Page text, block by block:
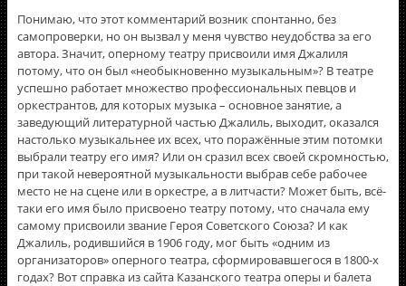
Понимаю, что этот комментарий возник спонтанно, без
самопроверки, но он вызвал у меня чувство неудобства за его
автора. Значит, оперному театру присвоили имя Джалиля
потому, что он был «необыкновенно музыкальным»? В театре
успешно работает множество профессиональных певцов и
оркестрантов, для которых музыка – основное занятие, а
заведующий литературной частью Джалиль, выходит, оказался
настолько музыкальнее их всех, что поражённые этим потомки
выбрали театру его имя? Или он сразил всех своей скромностью,
при такой невероятной музыкальности выбрав себе рабочее
место не на сцене или в оркестре, а в литчасти? Может быть, всё-
таки его имя было присвоено театру потому, что сначала ему
самому присвоили звание Героя Советского Союза? И как
Джалиль, родившийся в 1906 году, мог быть «одним из
организаторов» оперного театра, сформировавшегося в 1800-х
годах? Вот справка из сайта Казанского театра оперы и балета